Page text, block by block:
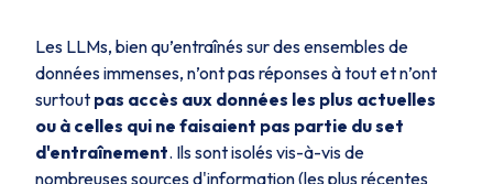
Les LLMs, bien qu’entraînés sur des ensembles de
données immenses, n’ont pas réponses à tout et n’ont
surtout pas accès aux données les plus actuelles
ou à celles qui ne faisaient pas partie du set
d'entraînement. Ils sont isolés vis-à-vis de
nombreuses sources d'information (les plus récentes